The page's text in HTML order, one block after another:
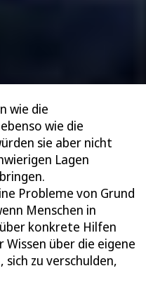
wie die
wie die
sie aber nicht
Lagen
Probleme von Grund
Menschen in
konkrete Hilfen
über die eigene
sich zu verschulden,